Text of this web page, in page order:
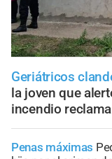
Geriátricos
la joven que
incendio
Penas máximas